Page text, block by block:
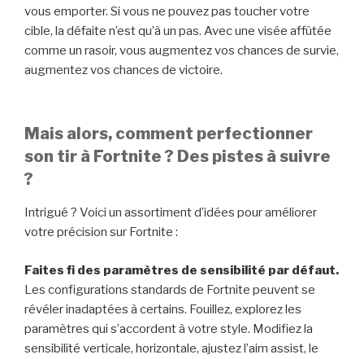
vous emporter. Si vous ne pouvez pas toucher votre
cible, la défaite n’est qu’à un pas. Avec une visée affûtée
comme un rasoir, vous augmentez vos chances de survie,
augmentez vos chances de victoire.
Mais alors, comment perfectionner
son tir à Fortnite ? Des pistes à suivre
?
Intrigué ? Voici un assortiment d’idées pour améliorer
votre précision sur Fortnite :
Faites fi des paramètres de sensibilité par défaut.
Les configurations standards de Fortnite peuvent se
révéler inadaptées à certains. Fouillez, explorez les
paramètres qui s’accordent à votre style. Modifiez la
sensibilité verticale, horizontale, ajustez l’aim assist, le